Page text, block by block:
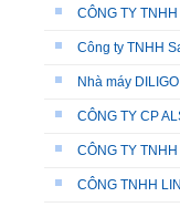
CÔNG TY
Công ty TNHH
Nhà máy
CÔNG TY CP
CÔNG TY
CÔNG TNHH